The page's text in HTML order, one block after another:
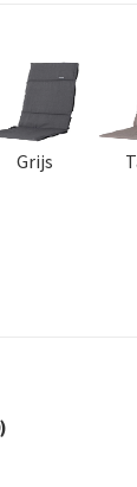
Grijs